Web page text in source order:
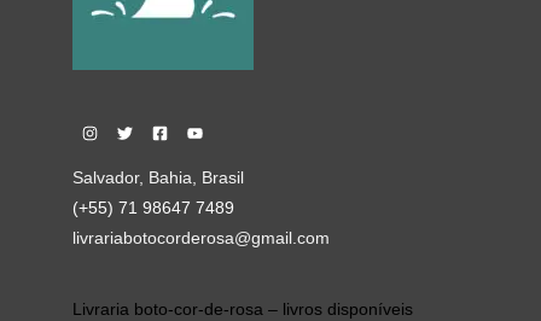
Salvador, Bahia, Brasil
(+55) 71 98647 7489
livrariabotocorderosa@gmail.com
Livraria boto-cor-de-rosa – livros disponíveis